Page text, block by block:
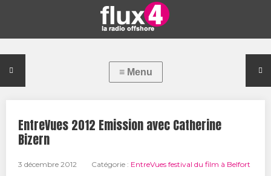
EntreVues 2012 Emission avec Catherine
Bizern
3 décembre 2012 Catégorie : EntreVues festival du film à Belfort